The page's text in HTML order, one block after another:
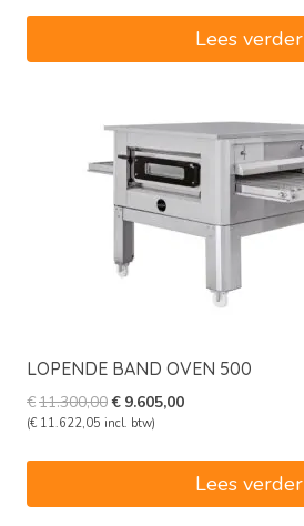
€6.400,50.
Lees verder
LOPENDE BAND OVEN 500
€11.300,00Oorspronkelijke
prijs
€ 9.605,00Huidige
€9.605,00.
(€ 11.622,05 incl. btw)
Lees verder